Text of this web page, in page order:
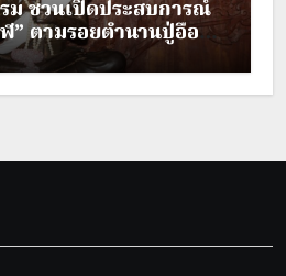
ม ชวนเปิดประสบการณ์
” ตามรอยตำนานปู่อือลือ
มู และการผจญภัย
ติ